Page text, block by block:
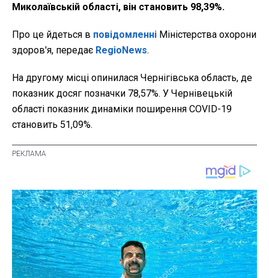
Миколаївській області, він становить 98,39%.
Про це йдеться в повідомленні Міністерства охорони
здоров'я, передає RegioNews.
На другому місці опинилася Чернігівська область, де
показник досяг позначки 78,57%. У Чернівецькій
області показник динаміки поширення COVID-19
становить 51,09%.